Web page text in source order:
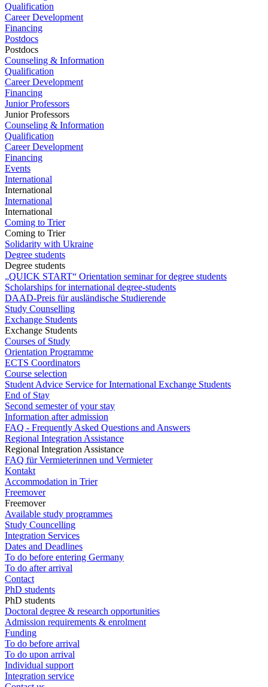
Qualification
Career Development
Financing
Postdocs
Postdocs
Counseling & Information
Qualification
Career Development
Financing
Junior Professors
Junior Professors
Counseling & Information
Qualification
Career Development
Financing
Events
International
International
International
International
Coming to Trier
Coming to Trier
Solidarity with Ukraine
Degree students
Degree students
„QUICK START“ Orientation seminar for degree students
Scholarships for international degree-students
DAAD-Preis für ausländische Studierende
Study Counselling
Exchange Students
Exchange Students
Courses of Study
Orientation Programme
ECTS Coordinators
Course selection
Student Advice Service for International Exchange Students
End of Stay
Second semester of your stay
Information after admission
FAQ - Frequently Asked Questions and Answers
Regional Integration Assistance
Regional Integration Assistance
FAQ für Vermieterinnen und Vermieter
Kontakt
Accommodation in Trier
Freemover
Freemover
Available study programmes
Study Councelling
Integration Services
Dates and Deadlines
To do before entering Germany
To do after arrival
Contact
PhD students
PhD students
Doctoral degree & research opportunities
Admission requirements & enrolment
Funding
To do before arrival
To do upon arrival
Individual support
Integration service